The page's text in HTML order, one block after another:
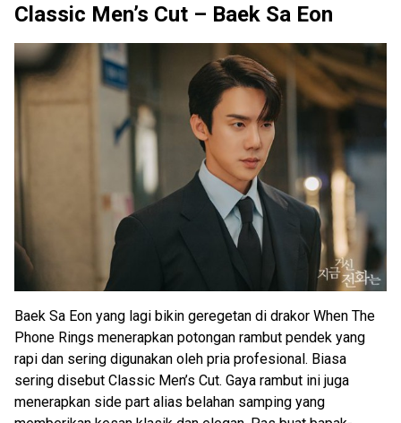
Classic Men’s Cut – Baek Sa Eon
Baek Sa Eon yang lagi bikin geregetan di drakor When The
Phone Rings menerapkan potongan rambut pendek yang
rapi dan sering digunakan oleh pria profesional. Biasa
sering disebut Classic Men’s Cut. Gaya rambut ini juga
menerapkan side part alias belahan samping yang